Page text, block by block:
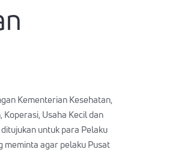
Kementerian Kesehatan,
Usaha Kecil dan
untuk para Pelaku
meminta agar pelaku Pusat